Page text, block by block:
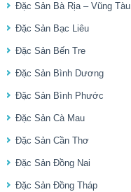
Đặc Sản Bà Rịa – Vũng Tàu
Đặc Sản Bạc Liêu
Đặc Sản Bến Tre
Đặc Sản Bình Dương
Đặc Sản Bình Phước
Đặc Sản Cà Mau
Đặc Sản Cần Thơ
Đặc Sản Đồng Nai
Đặc Sản Đồng Tháp